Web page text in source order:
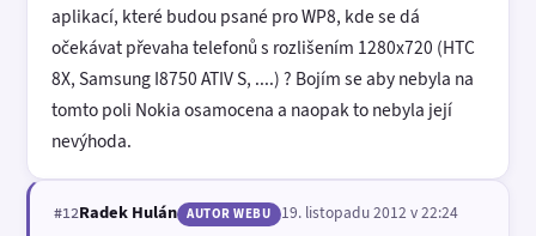
aplikací, které budou psané pro WP8, kde se dá
očekávat převaha telefonů s rozlišením 1280x720 (HTC
8X, Samsung I8750 ATIV S, ....) ? Bojím se aby nebyla na
tomto poli Nokia osamocena a naopak to nebyla její
nevýhoda.
#12Radek Hulán AUTOR WEBU 19. listopadu 2012 v 22:24